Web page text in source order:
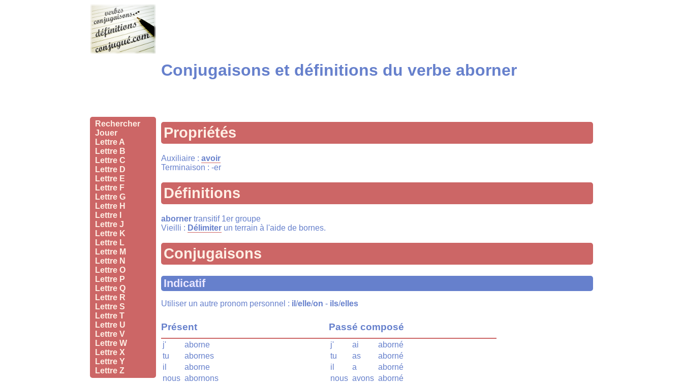
Rechercher
Jouer
Lettre A
Lettre B
Lettre C
Lettre D
Lettre E
Lettre F
Lettre G
Lettre H
Lettre I
Lettre J
Lettre K
Lettre L
Lettre M
Lettre N
Lettre O
Lettre P
Lettre Q
Lettre R
Lettre S
Lettre T
Lettre U
Lettre V
Lettre W
Lettre X
Lettre Y
Lettre Z
Conjugaisons et définitions du verbe aborner
Propriétés
Auxiliaire : avoir
Terminaison : -er
Définitions
aborner transitif 1er groupe
Vieilli : Délimiter un terrain à l'aide de bornes.
Conjugaisons
Indicatif
Utiliser un autre pronom personnel : il /elle/on - ils/elles
Présent
j'
aborne
tu
abornes
il
aborne
nous abornons
Passé composé
j' ai
aborné
tu
as
aborné
il
a
aborné
nous avons aborné